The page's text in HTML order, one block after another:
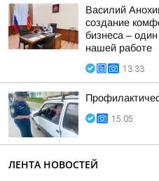
Василий
создание
бизнеса –
нашей работе
13:33
15:05
ЛЕНТА НОВОСТЕЙ